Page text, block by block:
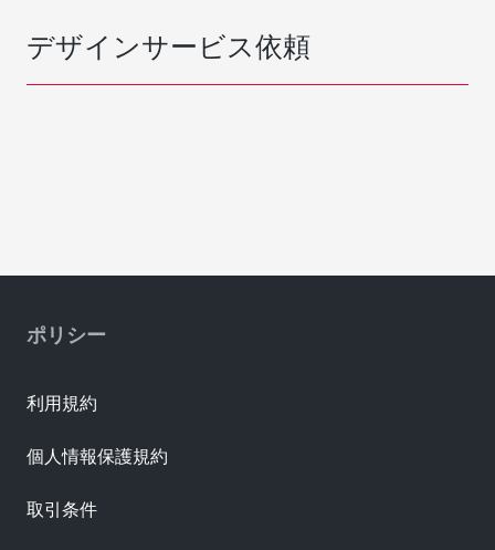
デザインサービス依頼
ポリシー
利用規約
個人情報保護規約
取引条件